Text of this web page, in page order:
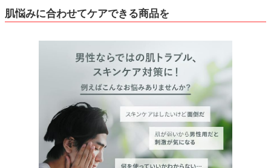
肌悩みに合わせてケアできる商品を